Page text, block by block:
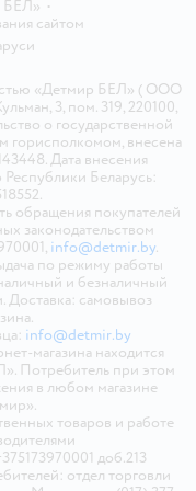
•
сайтом
«Детмир БЕЛ» ( ООО
3, пом. 319, 220100,
о государственной
внесена
Дата внесения
Республики Беларусь:
обращения покупателей
законодательством
info@detmir.by.
по режиму работы
и безналичный
Доставка: самовывоз
info@detmir.by
магазина находится
Потребитель при этом
в любом магазине
товаров и работе
доб.213
отдел торговли